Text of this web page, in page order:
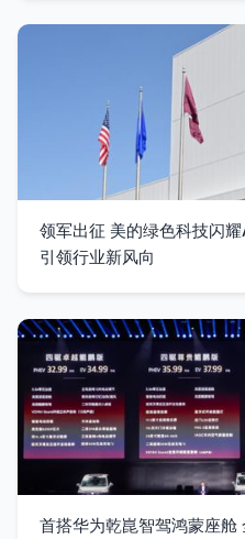
领军出征 美的绿色科技闪
引领行业新风向
首搭华为乾崑智驾鸿蒙座